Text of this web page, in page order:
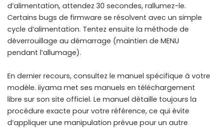
d’alimentation, attendez 30 secondes, rallumez-le.
Certains bugs de firmware se résolvent avec un simple
cycle d’alimentation. Tentez ensuite la méthode de
déverrouillage au démarrage (maintien de MENU
pendant l’allumage).
En dernier recours, consultez le manuel spécifique à votre
modèle. iiyama met ses manuels en téléchargement
libre sur son site officiel. Le manuel détaille toujours la
procédure exacte pour votre référence, ce qui évite
d’appliquer une manipulation prévue pour un autre